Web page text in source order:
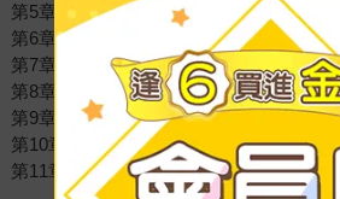
第5章_踏著未來一片迷茫之舞 084
第6章_蝦黛麗赫本的時裝秀 102
第7章_羨慕又慚愧的聖誕節 124
第8章_餐桌上的文化衝擊 144
第9章_差點消失在立陶宛 158
第10章_想家的味道有起司味 176
第11章_謝謝年輕的自己 194